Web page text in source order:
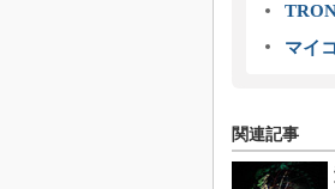
マイ
関連記事